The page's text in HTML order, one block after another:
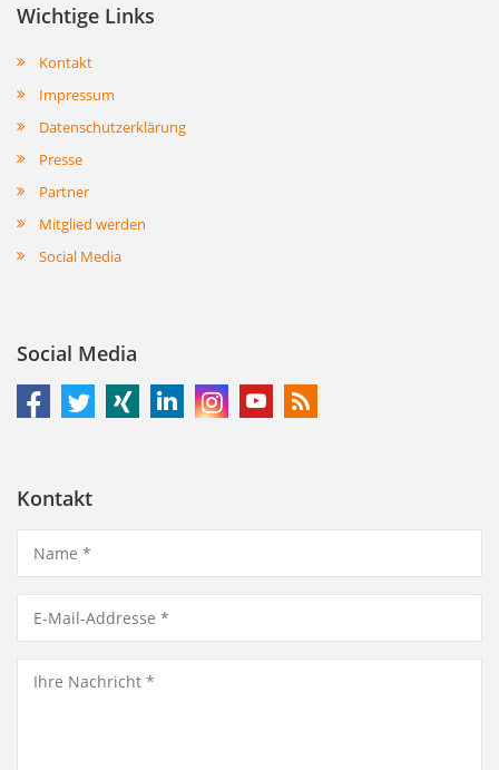
Wichtige Links
Kontakt
Impressum
Datenschutzerklärung
Presse
Partner
Mitglied werden
Social Media
Social Media
Kontakt